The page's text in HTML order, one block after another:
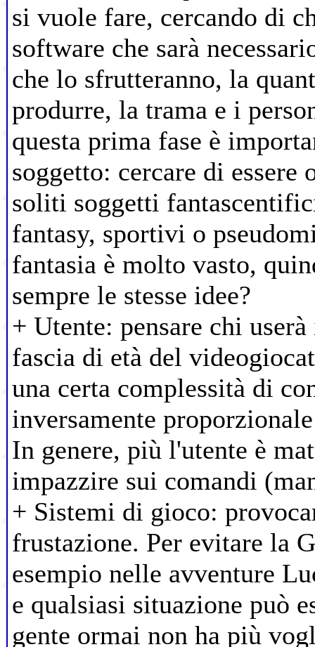
si vuole fare, cercando di
software che sarà
che lo sfrutteranno, la
produrre, la trama e i
questa prima fase è
soggetto: cercare di
soliti soggetti
fantasy, sportivi o
fantasia è molto vasto,
sempre le stesse idee?
+ Utente: pensare chi
fascia di età del
una certa complessità di
inversamente
In genere, più l'utente è
impazzire sui comandi
+ Sistemi di gioco:
frustazione. Per evitare la
esempio nelle avventure
e qualsiasi situazione può
gente ormai non ha più